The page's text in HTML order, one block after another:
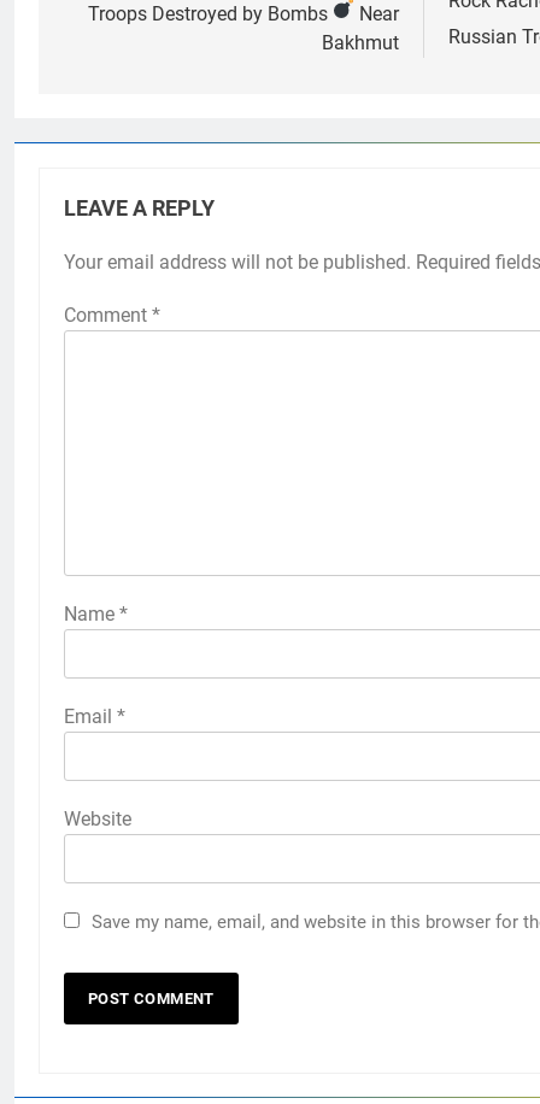
Troops Destroyed by Bombs
Near
Bakhmut
Russian
LEAVE A REPLY
Your email address will not be published. Required
Comment *
Name *
Email *
Website
Save my name, email, and website in this browser for